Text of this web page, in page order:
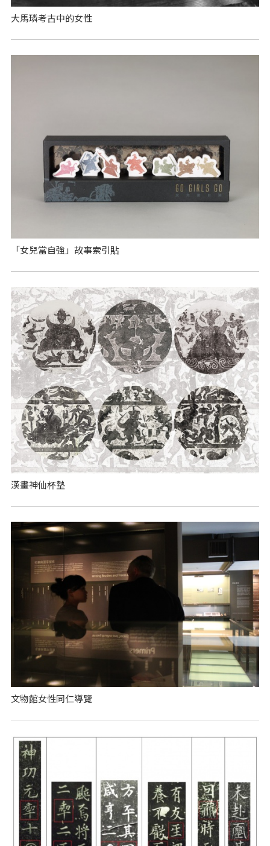
大馬璘考古中的女性
「女兒當自強」故事索引貼
漢畫神仙杯墊
文物館女性同仁導覽